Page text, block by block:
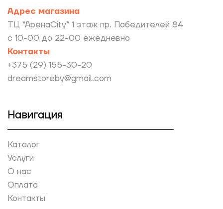
Адрес магазина
ТЦ “АренаCity” 1 этаж пр. Победителей 84
с 10-00 до 22-00 ежедневно
Контакты
+375 (29) 155-30-20
dreamstoreby@gmail.com
Навигация
Каталог
Услуги
О нас
Оплата
Контакты